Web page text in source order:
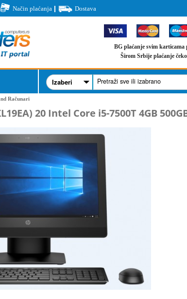
Način plaćanja Dostava
BG plaćanje svim karticama
Širom Srbije plaćanje
Računari
20 Intel Core i5-7500T 4GB